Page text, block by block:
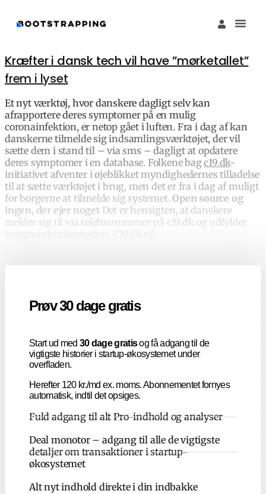
Kræfter i dansk tech vil have ”mørketallet”
frem i lyset
Et nyt værktøj, hvor danskere dagligt selv kan
afrapportere deres symptomer på en mulig
coronainfektion, er netop gået i luften. Fra i dag af kan
danskerne tilmelde sig indsamlingsværktøjet, der vil
sætte dem i stand til – via sms – dagligt at opdatere
deres symptomer i en database. Folkene bagc19.dk-
initiativet afventer i øjeblikket myndighedernes tilladelse
til at sætte værktøjet i brug, men det er fra i dag af muligt
for borgerne at tilmelde sig systemet.Open source og
ingen, der ejer noget Det er hensigten, at danskere
melder sig til via telefonnummer på c19.dk og udfylder
Prøv 30 dage gratis
Start ud med 30 dage gratisog få adgang til de
vigtigste historier i startup-økosystemet under
overfladen.
Herefter 120 kr./md ex. moms. Abonnementet fornyes
automatisk, indtil det opsiges.
Fuld adgang til alt Pro-indhold og analyser
Deal monotor – adgang til alle de vigtigste
detaljer om transaktioner i startup-
økosystemet
Alt nyt indhold direkte i din indbakke